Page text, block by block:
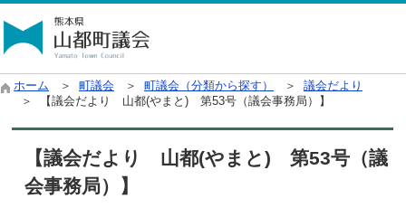
ホーム ＞ 町議会 ＞ 町議会（分類から探す） ＞ 議会だより
＞ 【議会だより 山都(やまと) 第53号（議会事務局）】
【議会だより 山都(やまと) 第53号（議
会事務局）】